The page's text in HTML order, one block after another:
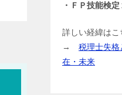
・ＦＰ技能検定
詳しい経緯はこ
→ 税理士失格
在・未来